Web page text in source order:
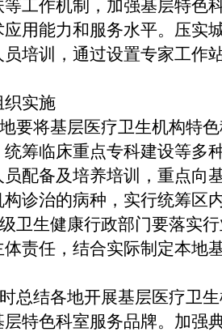
工作机制，加强基层特色
用能力和服务水平。压实
培训，通过设置专家工作
织实施
要将基层医疗卫生机构特
筹临床重点专科建设等
配备及培养培训，重点
诊治的病种，实行统筹区
卫生健康行政部门要落实
责任，结合实际制定本地
总结各地开展基层医疗卫
特色科室服务品牌。加强